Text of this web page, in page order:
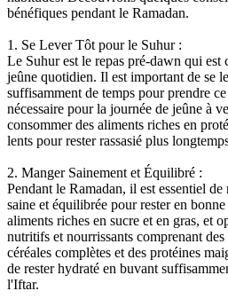
bénéfiques pendant le Ramadan.
1. Se Lever Tôt pour le Suhur :
Le Suhur est le repas pré-dawn qui est
jeûne quotidien. Il est important de se
suffisamment de temps pour prendre
nécessaire pour la journée de jeûne à
consommer des aliments riches en
lents pour rester rassasié plus
2. Manger Sainement et Équilibré :
Pendant le Ramadan, il est essentiel
saine et équilibrée pour rester en
aliments riches en sucre et en gras, et
nutritifs et nourrissants comprenant
céréales complètes et des protéines
de rester hydraté en buvant
l'Iftar.